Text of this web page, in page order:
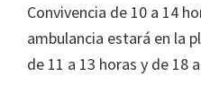
Convivencia de 10 a 14
ambulancia estará en la
de 11 a 13 horas y de 18